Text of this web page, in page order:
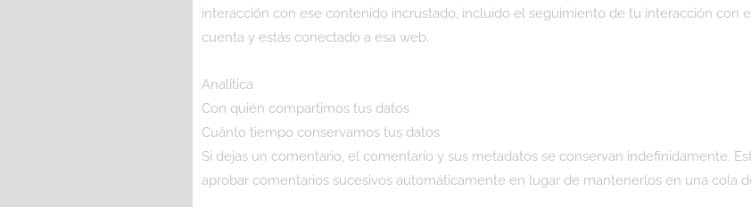
interacción con ese contenido incrustado, incluido el seguimiento de tu interacción con
cuenta y estás conectado a esa web.
Analítica
Con quién compartimos tus datos
Cuánto tiempo conservamos tus datos
Si dejas un comentario, el comentario y sus metadatos se conservan indefinidamente.
aprobar comentarios sucesivos automáticamente en lugar de mantenerlos en una cola